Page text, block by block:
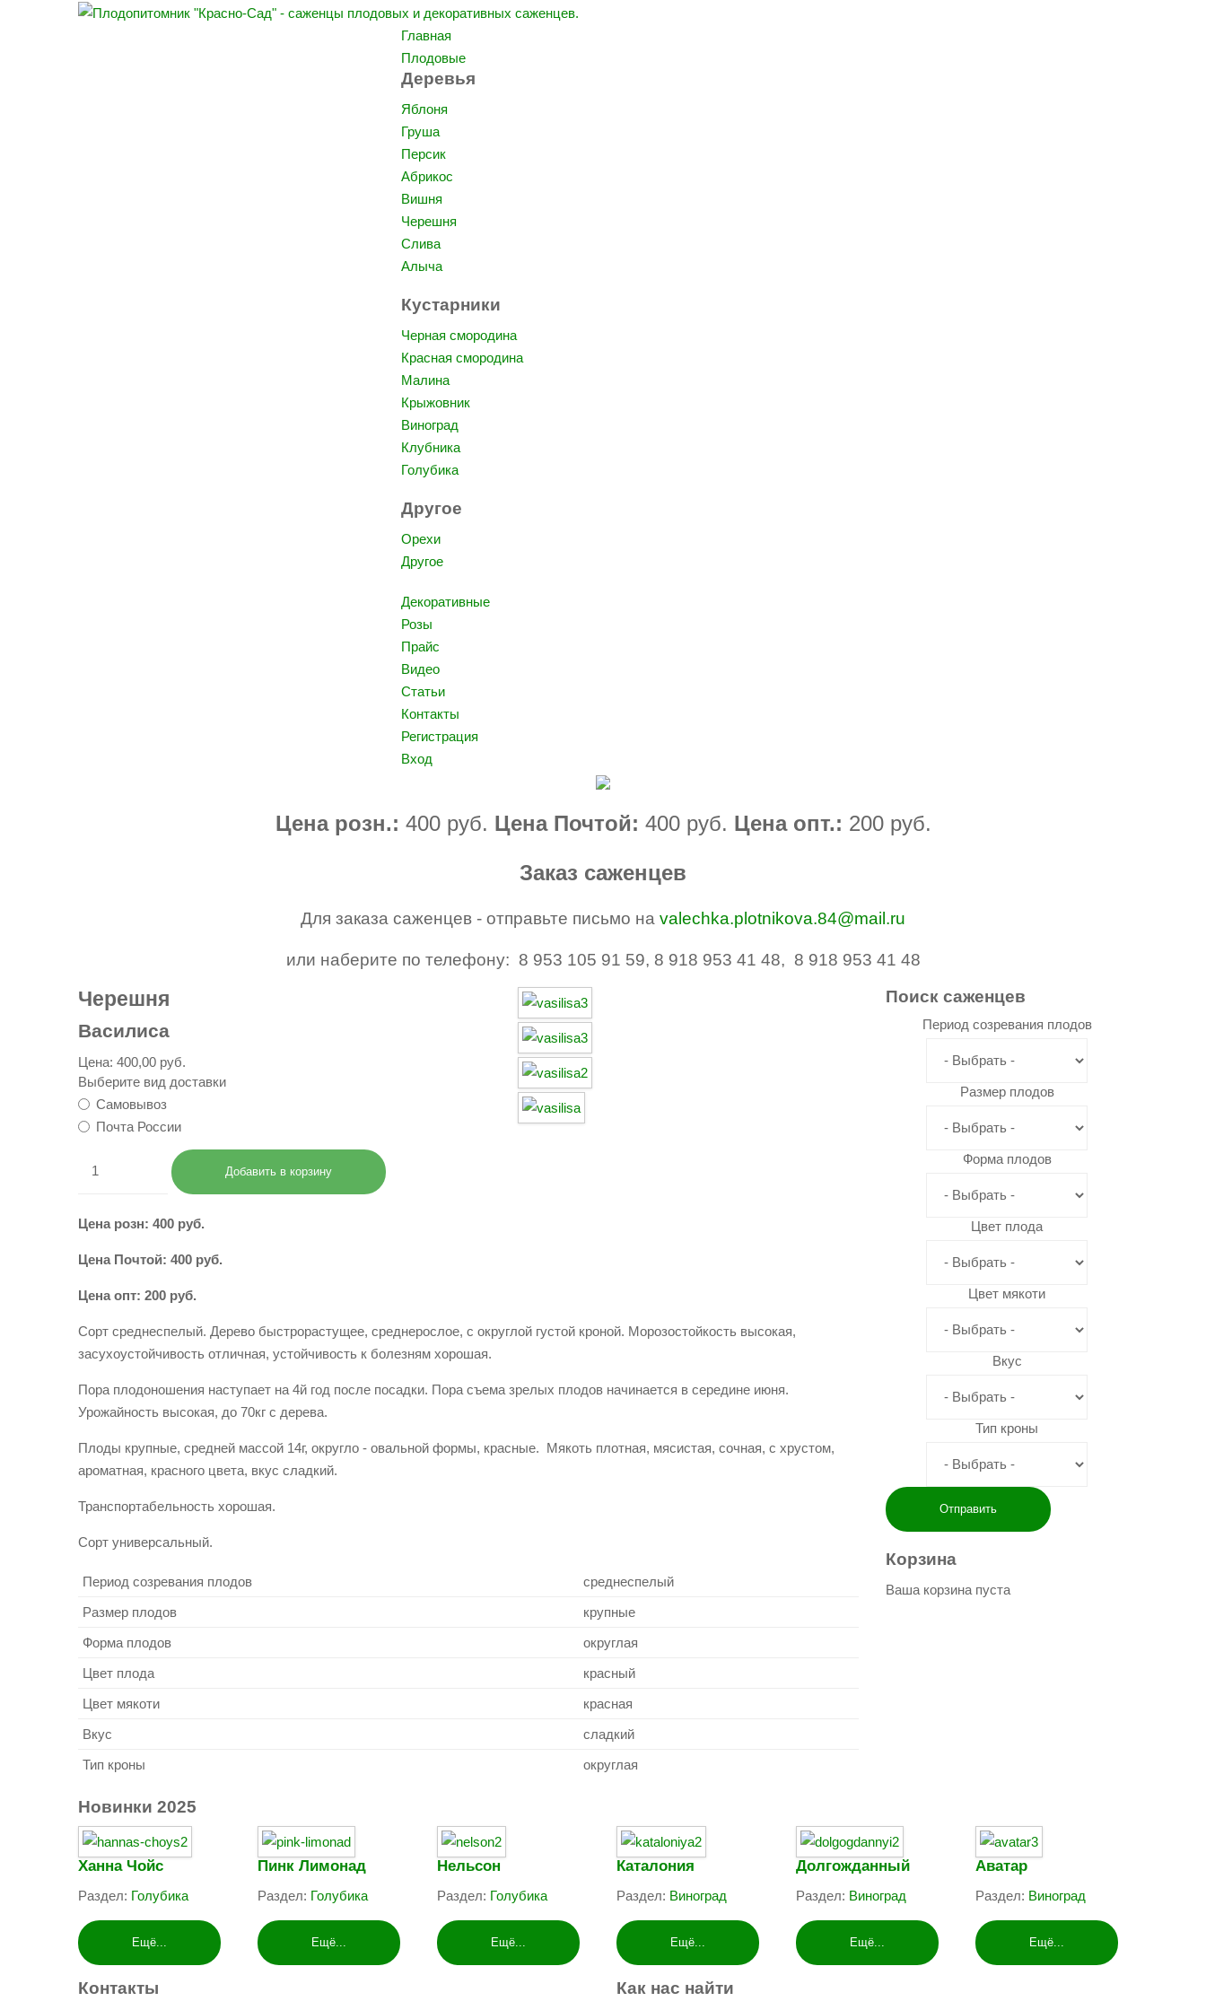
Главная
Плодовые
Деревья
Яблоня
Груша
Персик
Абрикос
Вишня
Черешня
Слива
Алыча
Кустарники
Черная смородина
Красная смородина
Малина
Крыжовник
Виноград
Клубника
Голубика
Другое
Орехи
Другое
Декоративные
Розы
Прайс
Видео
Статьи
Контакты
Регистрация
Вход
Цена розн.: 400 руб. Цена Почтой: 400 руб. Цена опт.: 200 руб.
Заказ саженцев
Для заказа саженцев - отправьте письмо на valechka.plotnikova.84@mail.ru
или наберите по телефону: 8 953 105 91 59, 8 918 953 41 48, 8 918 953 41 48
Черешня
Василиса
Цена: 400,00 руб.
Выберите вид доставки
Самовывоз
Почта России
Цена розн: 400 руб.
Цена Почтой: 400 руб.
Цена опт: 200 руб.
Сорт среднеспелый. Дерево быстрорастущее, среднерослое, с округлой густой кроной. Морозостойкость высокая,
засухоустойчивость отличная, устойчивость к болезням хорошая.
Пора плодоношения наступает на 4й год после посадки. Пора съема зрелых плодов начинается в середине июня.
Урожайность высокая, до 70кг с дерева.
Плоды крупные, средней массой 14г, округло - овальной формы, красные. Мякоть плотная, мясистая, сочная, с хрустом,
ароматная, красного цвета, вкус сладкий.
Транспортабельность хорошая.
Сорт универсальный.
Период созревания плодов
среднеспелый
Размер плодов
крупные
Форма плодов
округлая
Цвет плода
красный
Цвет мякоти
красная
Вкус
сладкий
Тип кроны
округлая
Поиск саженцев
Период созревания плодов
Размер плодов
Форма плодов
Цвет плода
Цвет мякоти
Вкус
Тип кроны
Корзина
Ваша корзина пуста
Новинки 2025
Ханна Чойс
Раздел: Голубика
Ещё...
Пинк Лимонад
Раздел: Голубика
Ещё...
Нельсон
Раздел: Голубика
Ещё...
Каталония
Раздел: Виноград
Ещё...
Долгожданный
Раздел: Виноград
Ещё...
Аватар
Раздел: Виноград
Ещё...
Контакты Как нас найти